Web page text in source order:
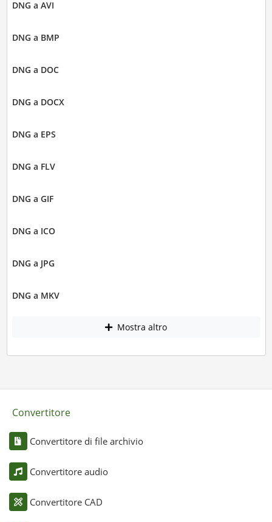
DNG a AVI
DNG a BMP
DNG a DOC
DNG a DOCX
DNG a EPS
DNG a FLV
DNG a GIF
DNG a ICO
DNG a JPG
DNG a MKV
Mostra altro
Convertitore
Convertitore di file archivio
Convertitore audio
Convertitore CAD